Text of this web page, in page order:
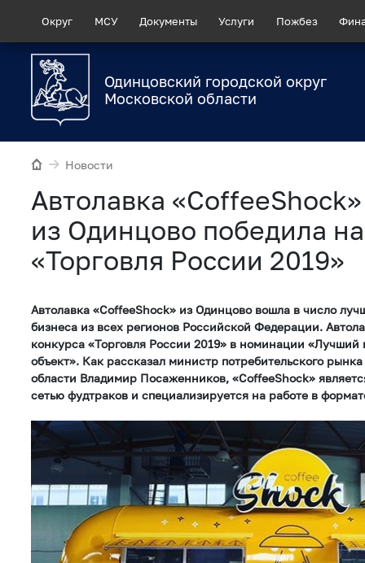
Округ МСУ Документы Услуги Пожбез
Одинцовский городской округ
Московской области
Новости
Автолавка «CoffeeShock»
из Одинцово победила
«Торговля России 2019»
Автолавка «CoffeeShock» из Одинцово вошла в число
бизнеса из всех регионов Российской Федерации.
конкурса «Торговля России 2019» в номинации «Лучший
объект». Как рассказал министр потребительского
области Владимир Посаженников, «CoffeeShock»
сетью фудтраков и специализируется на работе в